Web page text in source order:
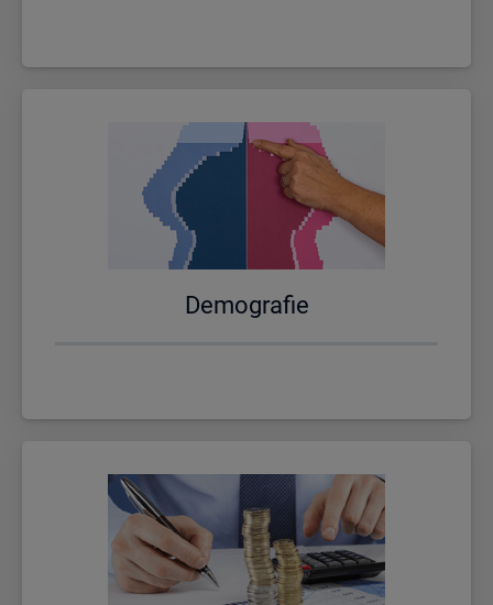
De­mo­gra­fie